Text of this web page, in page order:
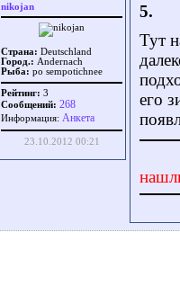
nikojan
Страна: Deutschland
Город.: Andernach
Рыба: po sempotichnee
Рейтинг: 3
Сообщений: 268
Информация: Aнкета
23.10.2012 00:21
5.
Тут
его